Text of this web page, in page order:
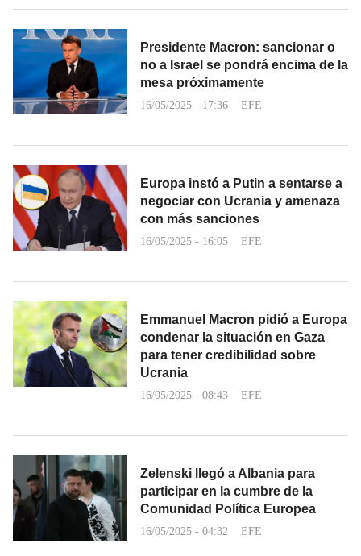
Presidente Macron: sancionar o
no a Israel se pondrá encima de la
mesa próximamente
16/05/2025 - 17:36 EFE
Europa instó a Putin a sentarse a
negociar con Ucrania y amenaza
con más sanciones
16/05/2025 - 16:05 EFE
Emmanuel Macron pidió a Europa
condenar la situación en Gaza
para tener credibilidad sobre
Ucrania
16/05/2025 - 08:43 EFE
Zelenski llegó a Albania para
participar en la cumbre de la
Comunidad Política Europea
16/05/2025 - 04:32 EFE